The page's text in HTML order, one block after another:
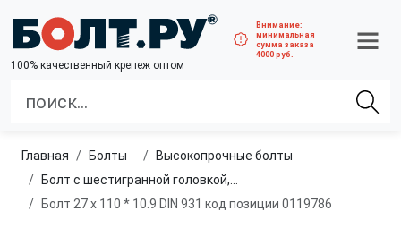
100% качественный крепеж оптом
Внимание:
минимальная
сумма заказа
4000 руб.
Главная болты
высокопрочные болты
Болт с шестигранной головкой, неполная резьба, класс прочности 10.9 и 12.9
Болт 27 х 110 * 10.9 DIN 931 код позиции 0119786